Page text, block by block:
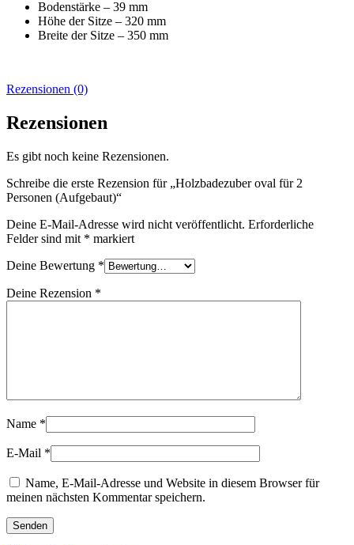
Bodenstärke – 39 mm
Höhe der Sitze – 320 mm
Breite der Sitze – 350 mm
Rezensionen (0)
Rezensionen
Es gibt noch keine Rezensionen.
Schreibe die erste Rezension für „Holzbadezuber oval für 2
Personen (Aufgebaut)“
Deine E-Mail-Adresse wird nicht veröffentlicht. Erforderliche
Felder sind mit * markiert
Deine Bewertung *
Deine Rezension *
Name *
E-Mail *
Name, E-Mail-Adresse und Website in diesem Browser für
meinen nächsten Kommentar speichern.